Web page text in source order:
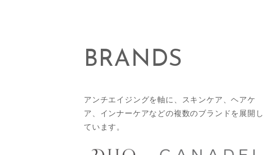
BRANDS
アンチエイジングを軸に、スキンケア、ヘアケ
ア、インナーケアなどの複数のブランドを展開し
ています。